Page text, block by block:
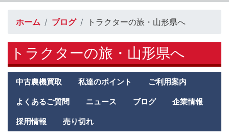
ホーム ブログ トラクターの旅・山形県へ
トラクターの旅・山形県へ
Antei
second
menu
中古農機買取 私達のポイント ご利用案内
よくあるご質問 ニュース ブログ 企業情報
採用情報 売り切れ